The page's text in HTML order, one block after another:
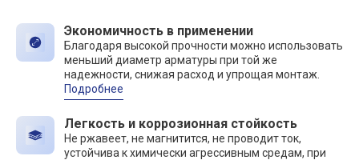
Экономичность в применении
Благодаря высокой прочности можно использовать
меньший диаметр арматуры при той же
надежности, снижая расход и упрощая монтаж.
Подробнее
Легкость и коррозионная стойкость
Не ржавеет, не магнитится, не проводит ток,
устойчива к химически агрессивным средам, при